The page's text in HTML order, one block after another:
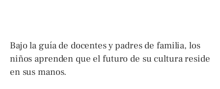
Bajo la guía de docentes y padres de familia, los
niños aprenden que el futuro de su cultura reside
en sus manos.